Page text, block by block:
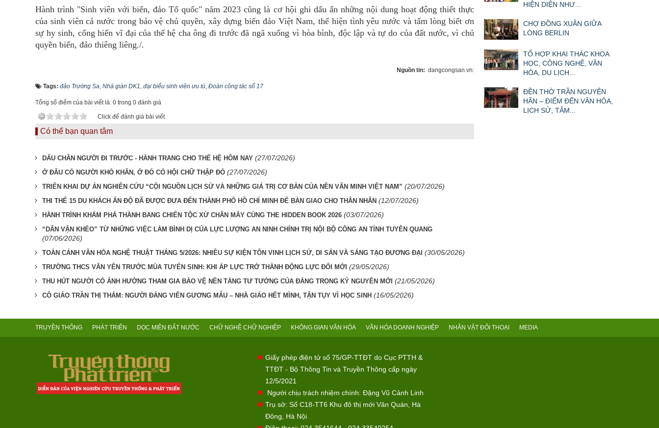
Hành trình "Sinh viên với biển, đảo Tổ quốc" năm 2023 cũng là cơ hội ghi dấu ấn những nội dung hoạt động thiết thực
của sinh viên cả nước trong bảo vệ chủ quyền, xây dựng biển đảo Việt Nam, thể hiện tình yêu nước và tấm lòng biết ơn
sự hy sinh, cống hiến vĩ đại của thế hệ cha ông đi trước đã ngã xuống vì hòa bình, độc lập và tự do của đất nước, vì chủ
quyền biển, đảo thiêng liêng./.
Nguồn tin: dangcongsan.vn:
Tags: đảo Trường Sa, Nhà giàn DK1, đại biểu sinh viên ưu tú, Đoàn công tác số 17
Tổng số điểm của bài viết là: 0 trong 0 đánh giá
Click để đánh giá bài viết
Có thể bạn quan tâm
DẤU CHÂN NGƯỜI ĐI TRƯỚC - HÀNH TRANG CHO THẾ HỆ HÔM NAY (27/07/2026)
Ở ĐÂU CÓ NGƯỜI KHÓ KHĂN, Ở ĐÓ CÓ HỘI CHỮ THẬP ĐỎ (27/07/2026)
TRIỂN KHAI DỰ ÁN NGHIÊN CỨU “CỘI NGUỒN LỊCH SỬ VÀ NHỮNG GIÁ TRỊ CƠ BẢN CỦA NỀN VĂN MINH VIỆT NAM” (20/07/2026)
THI THỂ 15 DU KHÁCH ẤN ĐỘ ĐÃ ĐƯỢC ĐƯA ĐẾN THÀNH PHỐ HỒ CHÍ MINH ĐỂ BÀN GIAO CHO THÂN NHÂN (12/07/2026)
HÀNH TRÌNH KHÁM PHÁ THÀNH BANG CHIẾN TỘC XỨ CHÂN MÂY CÙNG THE HIDDEN BOOK 2026 (03/07/2026)
“DÂN VẬN KHÉO” TỪ NHỮNG VIỆC LÀM BÌNH DỊ CỦA LỰC LƯỢNG AN NINH CHÍNH TRỊ NỘI BỘ CÔNG AN TỈNH TUYÊN QUANG
(07/06/2026)
TOÀN CẢNH VĂN HÓA NGHỆ THUẬT THÁNG 5/2026: NHIỀU SỰ KIỆN TÔN VINH LỊCH SỬ, DI SẢN VÀ SÁNG TẠO ĐƯƠNG ĐẠI (30/05/2026)
TRƯỜNG THCS VĂN YÊN TRƯỚC MÙA TUYỂN SINH: KHI ÁP LỰC TRỞ THÀNH ĐỘNG LỰC ĐỔI MỚI (29/05/2026)
THU HÚT NGƯỜI CÓ ẢNH HƯỞNG THAM GIA BẢO VỆ NỀN TẢNG TƯ TƯỞNG CỦA ĐẢNG TRONG KỶ NGUYÊN MỚI (21/05/2026)
CÔ GIÁO TRẦN THỊ THẮM: NGƯỜI ĐẢNG VIÊN GƯƠNG MẪU – NHÀ GIÁO HẾT MÌNH, TẬN TỤY VÌ HỌC SINH (16/05/2026)
HIỆN DIỆN NHƯ...
CHỢ ĐỒNG XUÂN GIỮA
LÒNG BERLIN
TỔ HỢP KHAI THÁC KHOA
HỌC, CÔNG NGHỆ, VĂN
HÓA, DU LỊCH...
ĐỀN THỜ TRẦN NGUYÊN
HÃN – ĐIỂM ĐẾN VĂN HÓA,
LỊCH SỬ, TÂM...
TRUYỀN THỐNG PHÁT TRIỂN DỌC MIỀN ĐẤT NƯỚC CHỮ NGHỀ CHỮ NGHIỆP KHÔNG GIAN VĂN HÓA VĂN HÓA DOANH NGHIỆP NHÂN VẬT ĐỐI THOẠI MEDIA
Giấy phép điện tử số 75/GP-TTĐT do Cục PTTH &
TTĐT - Bộ Thông Tin và Truyền Thông cấp ngày
12/5/2021
Người chịu trách nhiệm chính: Đặng Vũ Cảnh Linh
Trụ sở: Số C18-TT6 Khu đô thị mới Văn Quán, Hà
Đông, Hà Nội